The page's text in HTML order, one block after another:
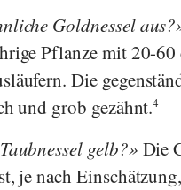
Goldnessel aus?
Pflanze mit 20-
Die
und grob gezähnt.4
gelb? Die
je nach